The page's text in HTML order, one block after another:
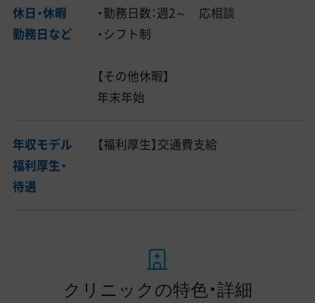
休日・休暇
勤務日など
・勤務日数：週2～ 応相談
・シフト制
【その他休暇】
年末年始
年収モデル
福利厚生・
待遇
【福利厚生】交通費支給
クリニックの特色・詳細